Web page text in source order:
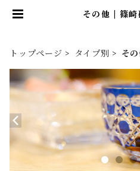
その他 | 篠崎
トップページ タイプ別 そ